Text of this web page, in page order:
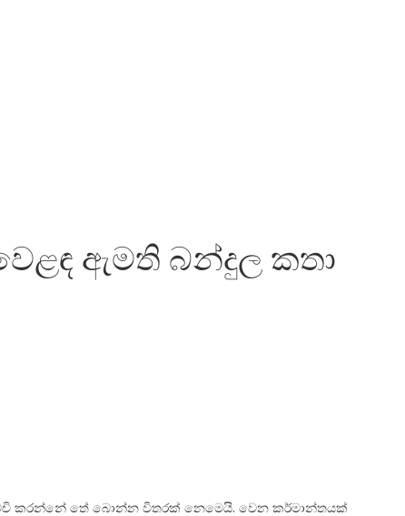
ඇමති බන්දුල කතා
කරන්නේ තේ බොන්න විතරක් නෙමෙයි. වෙන කර්මාන්තයක්